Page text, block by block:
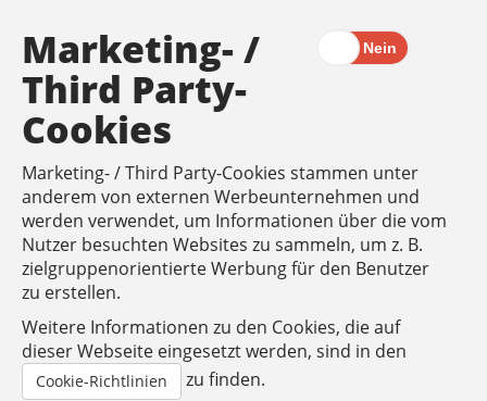
Marketing- /
Third Party-
Cookies
Marketing- / Third Party-Cookies stammen unter
anderem von externen Werbeunternehmen und
werden verwendet, um Informationen über die vom
Nutzer besuchten Websites zu sammeln, um z. B.
zielgruppenorientierte Werbung für den Benutzer
zu erstellen.
Weitere Informationen zu den Cookies, die auf
dieser Webseite eingesetzt werden, sind in den
Cookie-Richtlinien zu finden.